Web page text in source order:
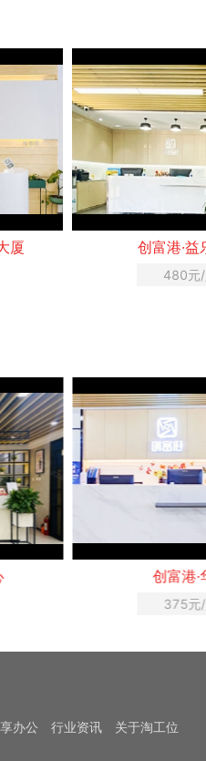
厦 创富港·益
480元/
1500元
办公 行业资讯 关于淘工位